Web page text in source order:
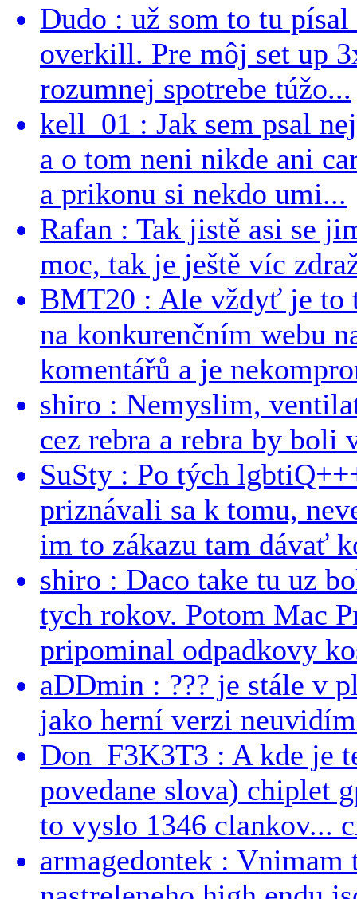
Dudo : už som to tu
overkill. Pre môj set up
rozumnej spotrebe túžo...
kell_01 : Jak sem psal
a o tom neni nikde ani
a prikonu si nekdo umi...
Rafan : Tak jistě asi se
moc, tak je ještě víc
BMT20 : Ale vždyť je to
na konkurenčním webu
komentářů a je
shiro : Nemyslim,
cez rebra a rebra by boli
SuSty : Po tých
priznávali sa k tomu,
im to zákazu tam dávať
shiro : Daco take tu uz
tych rokov. Potom Mac
pripominal odpadkovy
aDDmin : ??? je stále v
jako herní verzi
Don_F3K3T3 : A kde je
povedane slova) chiplet
to vyslo 1346 clankov...
armagedontek : Vnimam